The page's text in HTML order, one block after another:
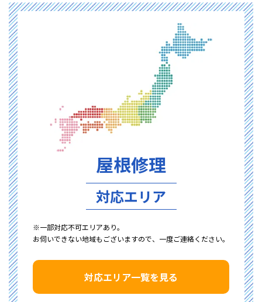
屋根修理
対応エリア
※一部対応不可エリアあり。
お伺いできない地域もございますので、一度ご連絡ください。
対応エリア一覧を見る